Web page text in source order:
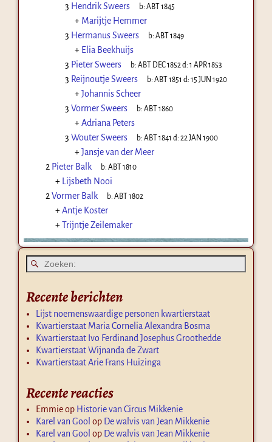
3 Hendrik Sweers b:ABT 1845
+ Marijtje Hemmer
3 Hermanus Sweers b:ABT 1849
+ Elia Beekhuijs
3 Pieter Sweers b:ABT DEC 1852 d:1 APR 1853
3 Reijnoutje Sweers b:ABT 1851 d:15 JUN 1920
+Johannis Scheer
3 Vormer Sweers b:ABT 1860
+Adriana Peters
3 Wouter Sweers b:ABT 1841 d:22 JAN 1900
+Jansje van der Meer
2 Pieter Balk b:ABT 1810
+ Lijsbeth Nooi
2 Vormer Balk b:ABT 1802
+Antje Koster
+Trijntje Zeilemaker
Recente berichten
Lijst noemenswaardige personen kwartierstaat
Kwartierstaat Maria Cornelia Alexandra Bosma
Kwartierstaat Ivo Ferdinand Josephus Groothedde
Kwartierstaat Wijnanda de Zwart
Kwartierstaat Arie Frans Huizinga
Recente reacties
Emmieop Historie van Circus Mikkenie
Karel van Gool op De walvis van Jean Mikkenie
Karel van Gool op De walvis van Jean Mikkenie